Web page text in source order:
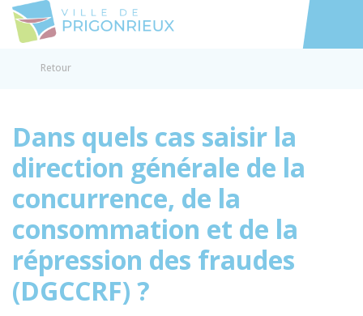
Accéder
Retour
Dans quels cas saisir la
direction générale de la
concurrence, de la
consommation et de la
répression des fraudes
(DGCCRF) ?